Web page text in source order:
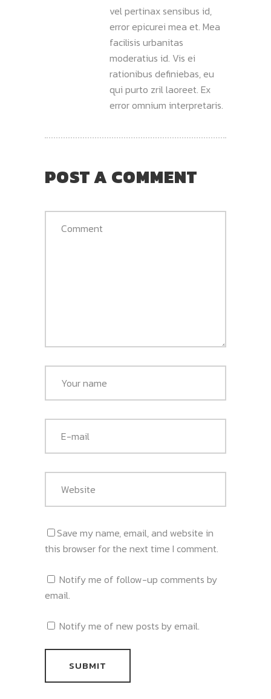
vel pertinax sensibus id,
error epicurei mea et. Mea
facilisis urbanitas
moderatius id. Vis ei
rationibus definiebas, eu
qui purto zril laoreet. Ex
error omnium interpretaris.
POST A COMMENT
Save my name, email, and website in
this browser for the next time I comment.
Notify me of follow-up comments by
email.
Notify me of new posts by email.